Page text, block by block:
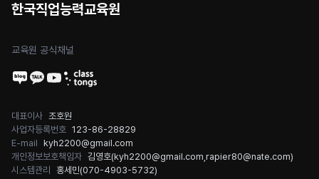
한국직업능력교육원
교육원 공식채널
대표이사 조호원
사업자등록번호 123-86-28829
E-mail kyh2200@gmail.com
개인정보보호책임자 김영호(kyh2200@gmail.com rapier80@nate.com)
시스템관리
홍세민(070-4903-5732)